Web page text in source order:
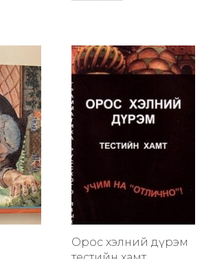
Орос хэлний дүрэм